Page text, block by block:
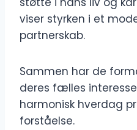
viser styrken i et
partnerskab.
Sammen har de
deres fælles
harmonisk hverdag
forståelse.